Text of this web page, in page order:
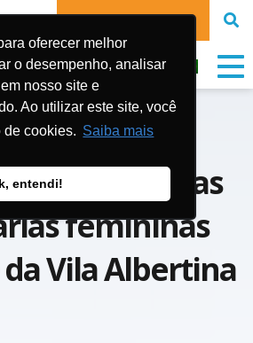
oferecer melhor
o desempenho, analisar
nosso site e
Ao utilizar este site, você
de cookies. Saiba mais
entendi!
FAIRE UN DON
e
as lideranças
femininas
da Vila Albertina